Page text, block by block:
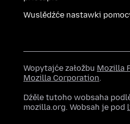
Wuslědźće nastawki
Wopytajće załožbu Mozilla
Mozilla Corporation.
Dźěle tutoho wobsaha
mozilla.org. Wobsah je pod